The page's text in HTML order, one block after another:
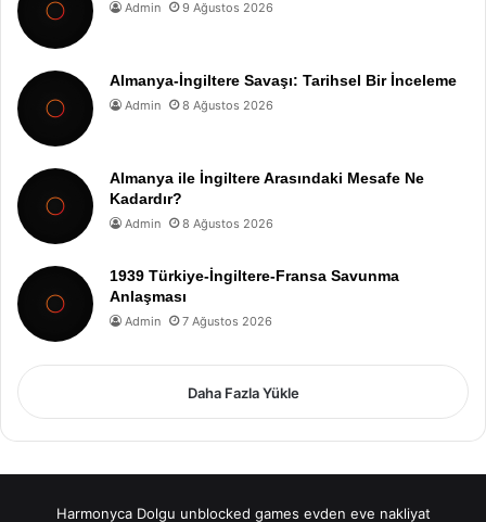
Admin 9 Ağustos 2026
Almanya-İngiltere Savaşı: Tarihsel Bir İnceleme
Admin 8 Ağustos 2026
Almanya ile İngiltere Arasındaki Mesafe Ne
Kadardır?
Admin 8 Ağustos 2026
1939 Türkiye-İngiltere-Fransa Savunma
Anlaşması
Admin 7 Ağustos 2026
Daha Fazla Yükle
Harmonyca Dolgu unblocked games evden eve nakliyat